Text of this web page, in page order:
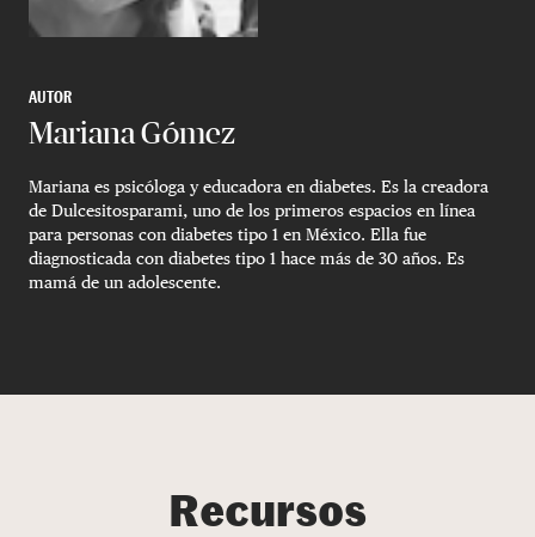
AUTOR
Mariana Gómez
Mariana es psicóloga y educadora en diabetes. Es la creadora
de Dulcesitosparami, uno de los primeros espacios en línea
para personas con diabetes tipo 1 en México. Ella fue
diagnosticada con diabetes tipo 1 hace más de 30 años. Es
mamá de un adolescente.
Recursos